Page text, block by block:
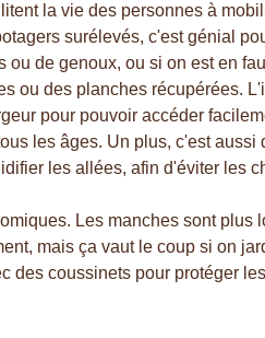
la vie des personnes à
surélevés, c'est génial
de genoux, ou si on est en
ou des planches récupérées.
pour pouvoir accéder
les âges. Un plus, c'est
les allées, afin d'éviter les
Les manches sont plus
mais ça vaut le coup si on
des coussinets pour protéger